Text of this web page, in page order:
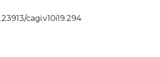
cagi.v10i19.294